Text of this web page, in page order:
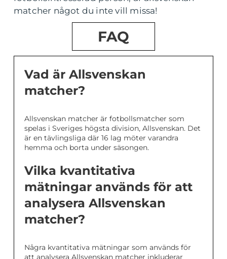
matcher något du inte vill missa!
FAQ
Vad är Allsvenskan
matcher?
Allsvenskan matcher är fotbollsmatcher som
spelas i Sveriges högsta division, Allsvenskan. Det
är en tävlingsliga där 16 lag möter varandra
hemma och borta under säsongen.
Vilka kvantitativa
mätningar används för att
analysera Allsvenskan
matcher?
Några kvantitativa mätningar som används för
att analysera Allsvenskan matcher inkluderar